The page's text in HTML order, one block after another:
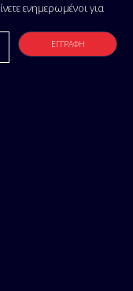
ενημερωμένοι για